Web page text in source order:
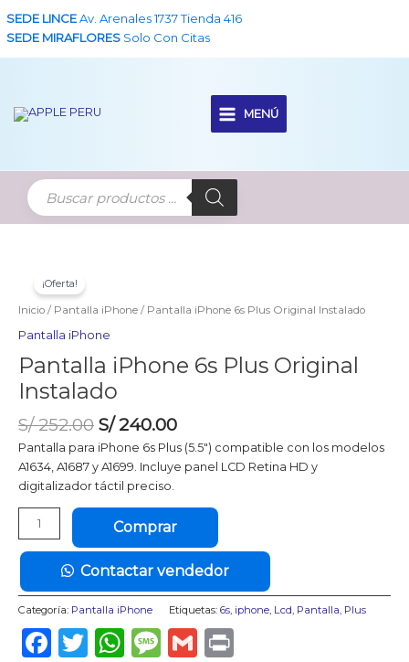
SEDE LINCEAv. Arenales 1737 Tienda 416
SEDE MIRAFLORES Solo Con Citas
Main
MENÚ
¡Oferta!
Inicio / Pantalla iPhone / Pantalla iPhone 6s Plus Original Instalado
Pantalla iPhone
Pantalla iPhone 6s Plus Original
Instalado
S/252.00 El
precio
original
era:
S/ 252.00.
S/240.00El
precio
actual
es:
Pantalla para iPhone 6s Plus (5.5″) compatible con los modelos
A1634, A1687 y A1699. Incluye panel LCD Retina HD y
digitalizador táctil preciso.
6s
Original
Instalado
cantidad
Comprar
Contactar vendedor
Categoría: Pantalla iPhone Etiquetas: 6s, iphone, Lcd, Pantalla, Plus
Facebook
Twitter
WhatsApp
Message
Gmail